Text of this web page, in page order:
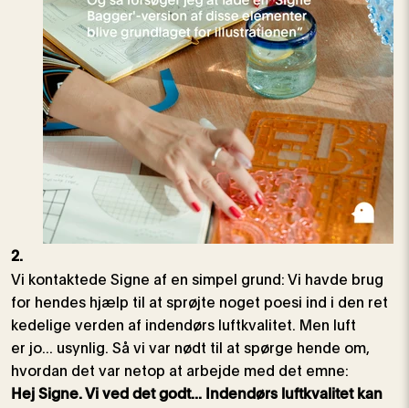
2.
Vi kontaktede Signe af en simpel grund: Vi havde brug
for hendes hjælp til at sprøjte noget poesi ind i den ret
kedelige verden af ​​indendørs luftkvalitet. Men luft
er jo... usynlig. Så vi var nødt til at spørge hende om,
hvordan det var netop at arbejde med det emne:
Hej Signe. Vi ved det godt... Indendørs luftkvalitet kan